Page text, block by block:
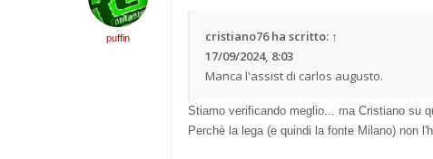
puffin cristiano76ha scritto: ↑
17/09/2024, 8:03
Manca l'assist di carlos augusto.
Stiamo verificando meglio... ma Cristiano su
Perchè la lega (e quindi la fonte Milano) non